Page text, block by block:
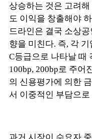
상승하는 것은 고려
도 이익을 창출해야
드라인은 결국 소상
향을 미친다. 즉, 각
C등급으로 나타날 때
100bp, 200bp로 주어
의 신용평가에 의한
서 이중적인 부담으